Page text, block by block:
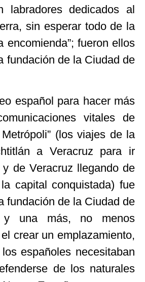
labradores dedicados al
sin esperar todo de la
encomienda”; fueron ellos
fundación de la Ciudad de
español para hacer más
vitales de
(los viajes de la
a Veracruz para ir
de Veracruz llegando de
capital conquistada) fue
fundación de la Ciudad de
y una más, no menos
crear un emplazamiento,
españoles necesitaban
de los naturales